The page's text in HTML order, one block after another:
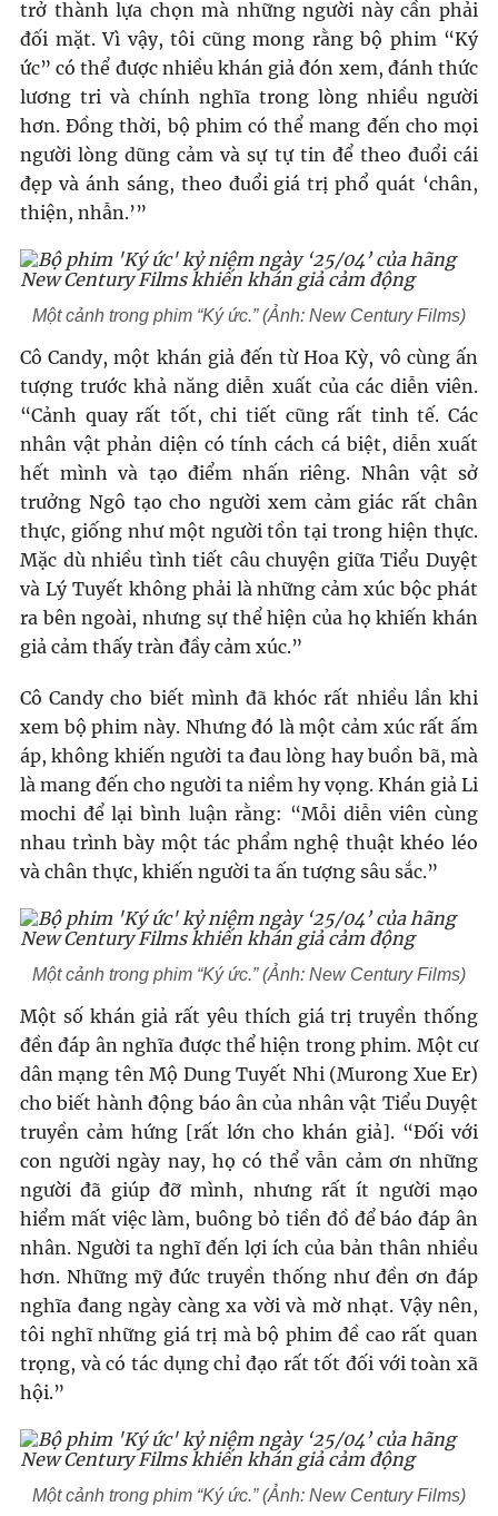
trở thành lựa chọn mà những người này cần phải
đối mặt. Vì vậy, tôi cũng mong rằng bộ phim “Ký
ức” có thể được nhiều khán giả đón xem, đánh thức
lương tri và chính nghĩa trong lòng nhiều người
hơn. Đồng thời, bộ phim có thể mang đến cho mọi
người lòng dũng cảm và sự tự tin để theo đuổi cái
đẹp và ánh sáng, theo đuổi giá trị phổ quát ‘chân,
thiện, nhẫn.’”
Một cảnh trong phim “Ký ức.” (Ảnh: New Century Films)
Cô Candy, một khán giả đến từ Hoa Kỳ, vô cùng ấn
tượng trước khả năng diễn xuất của các diễn viên.
“Cảnh quay rất tốt, chi tiết cũng rất tinh tế. Các
nhân vật phản diện có tính cách cá biệt, diễn xuất
hết mình và tạo điểm nhấn riêng. Nhân vật sở
trưởng Ngô tạo cho người xem cảm giác rất chân
thực, giống như một người tồn tại trong hiện thực.
Mặc dù nhiều tình tiết câu chuyện giữa Tiểu Duyệt
và Lý Tuyết không phải là những cảm xúc bộc phát
ra bên ngoài, nhưng sự thể hiện của họ khiến khán
giả cảm thấy tràn đầy cảm xúc.”
Cô Candy cho biết mình đã khóc rất nhiều lần khi
xem bộ phim này. Nhưng đó là một cảm xúc rất ấm
áp, không khiến người ta đau lòng hay buồn bã, mà
là mang đến cho người ta niềm hy vọng. Khán giả Li
mochi để lại bình luận rằng: “Mỗi diễn viên cùng
nhau trình bày một tác phẩm nghệ thuật khéo léo
và chân thực, khiến người ta ấn tượng sâu sắc.”
Một cảnh trong phim “Ký ức.” (Ảnh: New Century Films)
Một số khán giả rất yêu thích giá trị truyền thống
đền đáp ân nghĩa được thể hiện trong phim. Một cư
dân mạng tên Mộ Dung Tuyết Nhi (Murong Xue Er)
cho biết hành động báo ân của nhân vật Tiểu Duyệt
truyền cảm hứng [rất lớn cho khán giả]. “Đối với
con người ngày nay, họ có thể vẫn cảm ơn những
người đã giúp đỡ mình, nhưng rất ít người mạo
hiểm mất việc làm, buông bỏ tiền đồ để báo đáp ân
nhân. Người ta nghĩ đến lợi ích của bản thân nhiều
hơn. Những mỹ đức truyền thống như đền ơn đáp
nghĩa đang ngày càng xa vời và mờ nhạt. Vậy nên,
tôi nghĩ những giá trị mà bộ phim đề cao rất quan
trọng, và có tác dụng chỉ đạo rất tốt đối với toàn xã
hội.”
Một cảnh trong phim “Ký ức.” (Ảnh: New Century Films)